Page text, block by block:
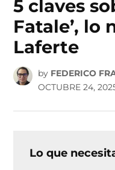
5 claves
Fatale’, lo
Laferte
by FEDERICO
OCTUBRE 24,
Lo que